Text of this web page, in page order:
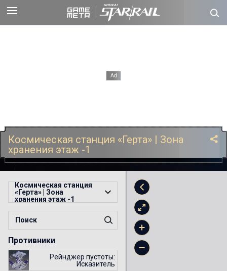
Космическая станция «Герта» | Зона
хранения этаж -1
Космическая станция
«Герта» | Зона
хранения этаж -1
Противники
Рейнджер пустоты:
Исказитель